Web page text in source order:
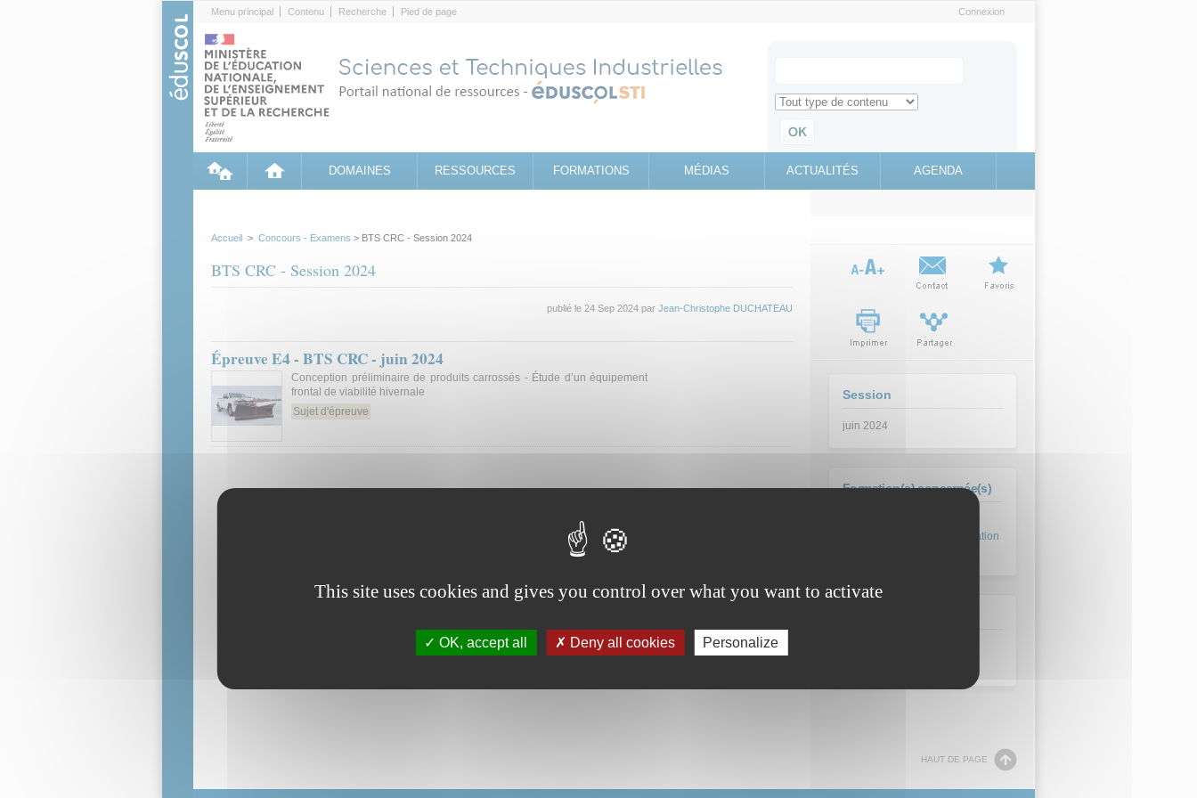
Menu principal Contenu Recherche Pied de page Connexion
Search for
Retrouvez toute l'information sur le site education.gouv.fr
DOMAINES RESSOURCES FORMATIONS MÉDIAS ACTUALITÉS AGENDA
Accueil > Concours - Examens > BTS CRC - Session 2024
BTS CRC - Session 2024
publié le 24 Sep 2024 par Jean-Christophe DUCHATEAU
Épreuve E4 - BTS CRC - juin 2024
Conception préliminaire de produits carrossés - Étude d’un équipement
frontal de viabilité hivernale
Sujet d'épreuve
Session
juin 2024
Formation(s) concernée(s)
BTS Conception et réalisation
HAUT DE PAGE
This site uses cookies and gives you control over what you want to activate
OK, accept all Deny all cookies Personalize